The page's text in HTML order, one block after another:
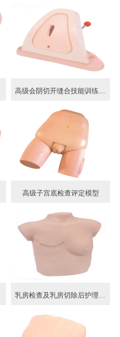
高级会阴切开缝合技能训练模型
高级子宫底检查评定模型